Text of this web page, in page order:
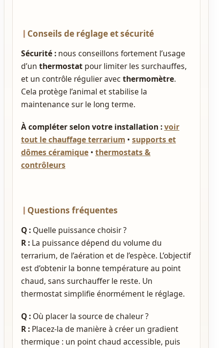
Conseils de réglage et sécurité
Sécurité :nous conseillons fortement l’usage
d’un thermostatpour limiter les surchauffes,
et un contrôle régulier avec thermomètre.
Cela protège l’animal et stabilise la
maintenance sur le long terme.
À compléter selon votre installation :voir
tout lechauffage terrarium• supports et
dômes céramique• thermostats &
contrôleurs
Questions fréquentes
Q :Quelle puissance choisir ?
R :La puissance dépend du volume du
terrarium, de l’aération et de l’espèce. L’objectif
est d’obtenir la bonne température au point
chaud, sans surchauffer le reste. Un
thermostat simplifie énormément le réglage.
Q :Où placer la source de chaleur ?
R :Placez-la de manière à créer un gradient
thermique : un point chaud accessible, puis